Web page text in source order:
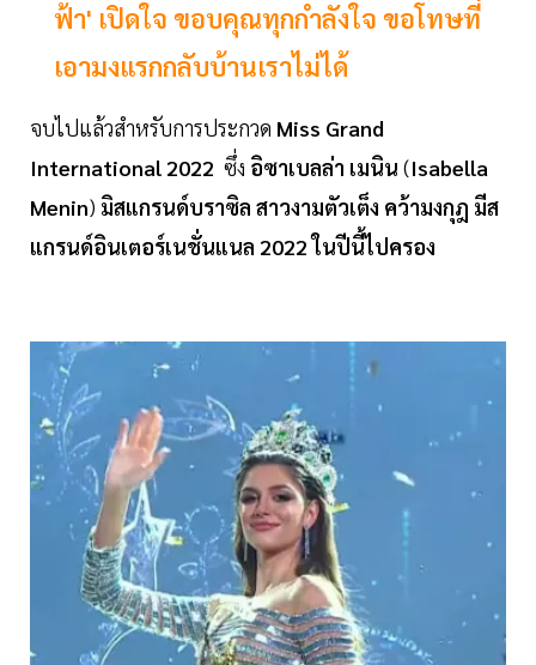
ฟ้า' เปิดใจ ขอบคุณทุกกำลังใจ ขอโทษที่
เอามงแรกกลับบ้านเราไม่ได้
จบไปแล้วสำหรับการประกวด Miss Grand
International2022 ซึ่ง อิซาเบลล่า เมนิน (Isabella
Menin) มิสแกรนด์บราซิล สาวงามตัวเต็ง คว้ามงกุฎ มีส
แกรนด์อินเตอร์เนชั่นแนล 2022 ในปีนี้ไปครอง